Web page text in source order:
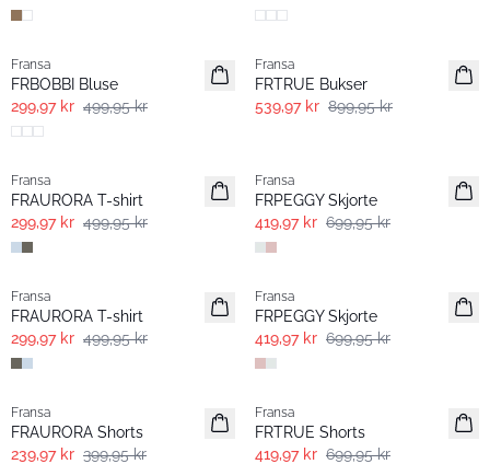
- 40% | Salg
Fransa
FRBOBBI Bluse
299,97 kr 499,95 kr
- 40% | Salg
Fransa
FRTRUE Bukser
539,97 kr 899,95 kr
- 40% | Salg
Fransa
FRAURORA T-shirt
299,97 kr 499,95 kr
Fransa
FRPEGGY Skjorte
419,97 kr 699,95 kr
- 40% | Salg
Fransa
FRAURORA T-shirt
299,97 kr 499,95 kr
- 40% | Salg
Fransa
FRPEGGY Skjorte
419,97 kr 699,95 kr
- 40% | Salg
Fransa
FRAURORA Shorts
239,97 kr 399,95 kr
- 40% | Salg
Fransa
FRTRUE Shorts
419,97 kr 699,95 kr